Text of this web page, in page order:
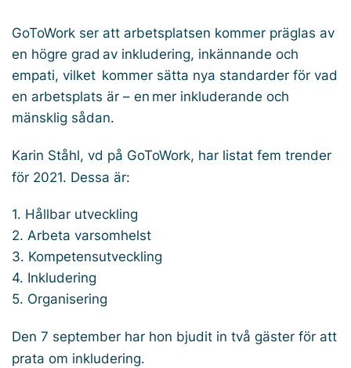
GoToWork ser att arbetsplatsen kommer präglas av
en högre grad av inkludering, inkännande och
empati, vilket kommer sätta nya standarder för vad
en arbetsplats är – en mer inkluderande och
mänsklig sådan.
Karin Ståhl, vd på GoToWork, har listat fem trender
för 2021. Dessa är:
1. Hållbar utveckling
2. Arbeta varsomhelst
3. Kompetensutveckling
4. Inkludering
5. Organisering
Den 7 september har hon bjudit in två gäster för att
prata om inkludering.